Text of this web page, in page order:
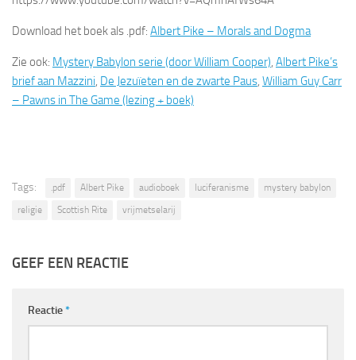
Download het boek als .pdf: Albert Pike – Morals and Dogma
Zie ook: Mystery Babylon serie (door William Cooper), Albert Pike’s
brief aan Mazzini, De Jezuïeten en de zwarte Paus, William Guy Carr
– Pawns in The Game (lezing + boek)
Tags: .pdf Albert Pike audioboek luciferanisme
mystery babylon
religie
Scottish Rite vrijmetselarij
GEEF EEN REACTIE
Reactie*